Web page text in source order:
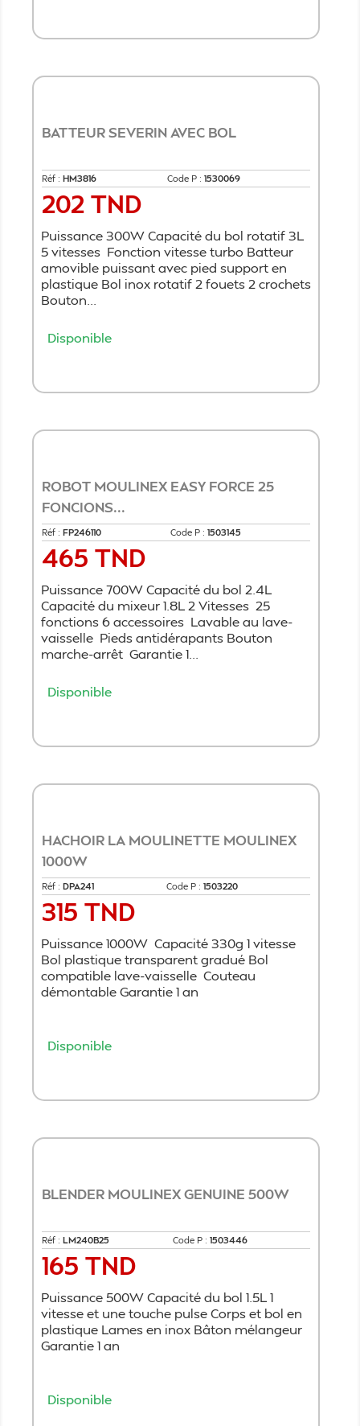
BATTEUR SEVERIN AVEC BOL
Réf : HM3816 Code P : 1530069
Prix
202 TND
Puissance 300W Capacité du bol rotatif 3L
5 vitesses Fonction vitesse turbo Batteur
amovible puissant avec pied support en
plastique Bol inox rotatif 2 fouets 2 crochets
Bouton...
Disponible
ROBOT MOULINEX EASY FORCE 25
FONCIONS...
Réf : FP246110 Code P : 1503145
Prix
465 TND
Puissance 700W Capacité du bol 2.4L
Capacité du mixeur 1.8L 2 Vitesses 25
fonctions 6 accessoires Lavable au lave-
vaisselle Pieds antidérapants Bouton
marche-arrêt Garantie 1...
Disponible
HACHOIR LA MOULINETTE MOULINEX
1000W
Réf : DPA241 Code P : 1503220
Prix
315 TND
Puissance 1000W Capacité 330g 1 vitesse
Bol plastique transparent gradué Bol
compatible lave-vaisselle Couteau
démontable Garantie 1 an
Disponible
BLENDER MOULINEX GENUINE 500W
Réf : LM240B25 Code P : 1503446
Prix
165 TND
Puissance 500W Capacité du bol 1.5L 1
vitesse et une touche pulse Corps et bol en
plastique Lames en inox Bâton mélangeur
Garantie 1 an
Disponible